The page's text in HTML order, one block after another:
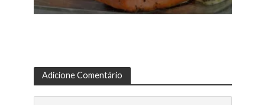
Adicione Comentário